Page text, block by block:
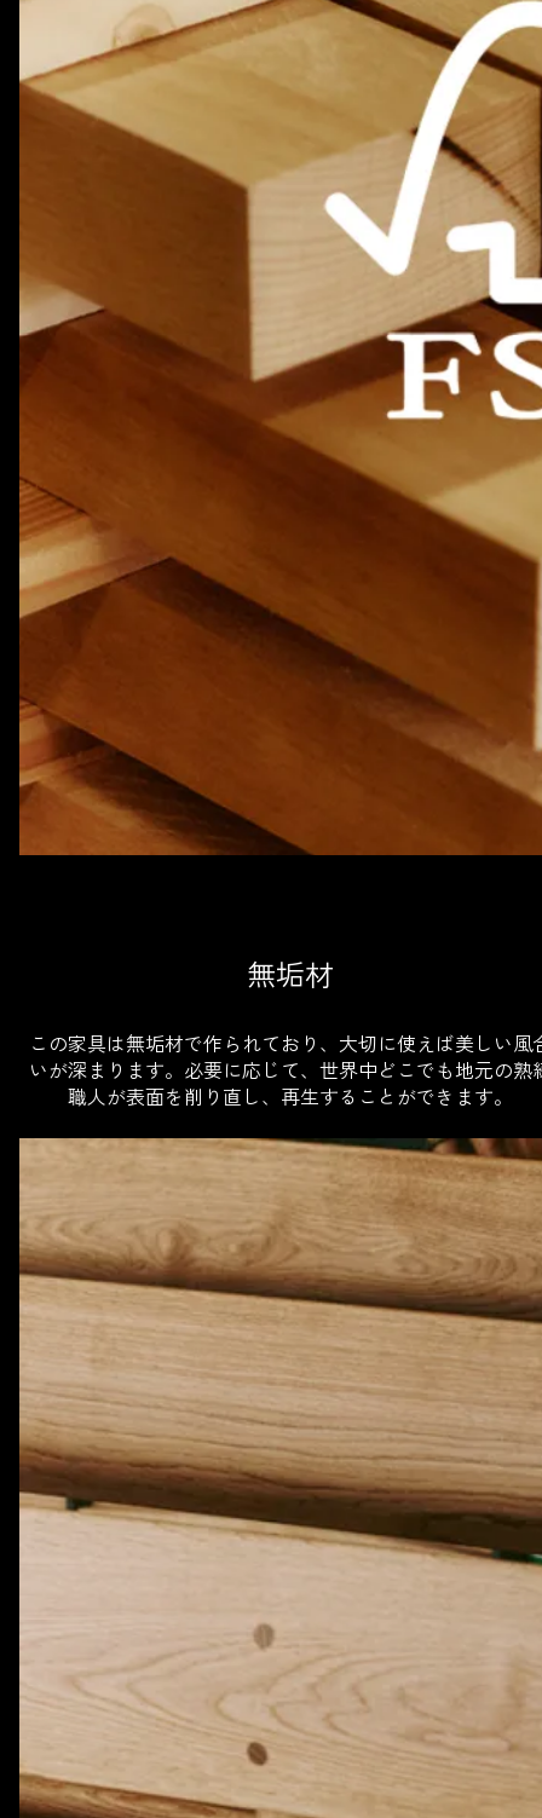
無垢材
この家具は無垢材で作られており、大切に使えば美しい風
いが深まります。必要に応じて、世界中どこでも地元の熟
職人が表面を削り直し、再生することができます。